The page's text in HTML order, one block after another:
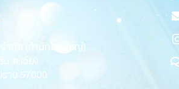
กัด (สำนักงานใหญ่)
ต.เวียง
ราย 57000